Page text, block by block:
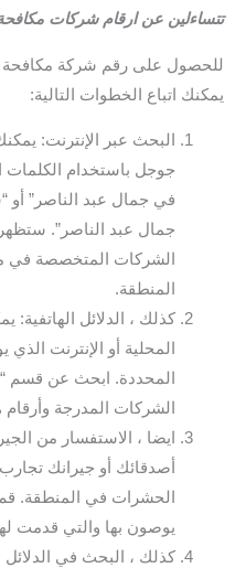
تتساءلين عن ارقام شركات
للحصول على رقم شركة
يمكنك اتباع الخطوات التالية:
البحث عبر الإنترنت:
في جمال عبد الناصر”
جمال عبد الناصر”.
الشركات المتخصصة في
المنطقة.
كذلك ، الدلائل الهاتفية:
المحلية أو الإنترنت
المحددة. ابحث عن قسم
الشركات المدرجة وأرقام
ايضا ، الاستفسار من
أصدقائك أو جيرانك
الحشرات في المنطقة.
يوصون بها والتي قدمت
كذلك ، البحث في الدلائل